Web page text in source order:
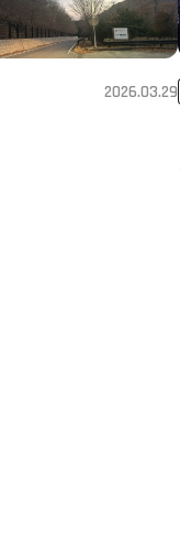
2026.03.29